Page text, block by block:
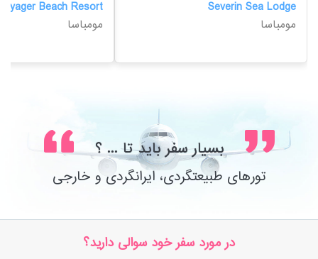
Severin Sea Lodge
مومباسا
Beach Resort
مومباسا
بسیار سفر باید تا ... ؟
تورهای طبیعتگردی، ایرانگردی و خارجی
در مورد سفر خود سوالی دارید؟